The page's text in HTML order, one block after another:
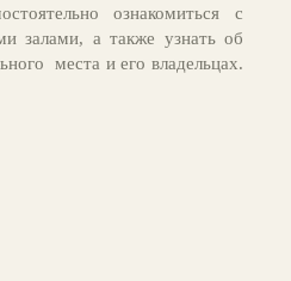
ознакомиться с
залами, а также узнать об
места и его владельцах.